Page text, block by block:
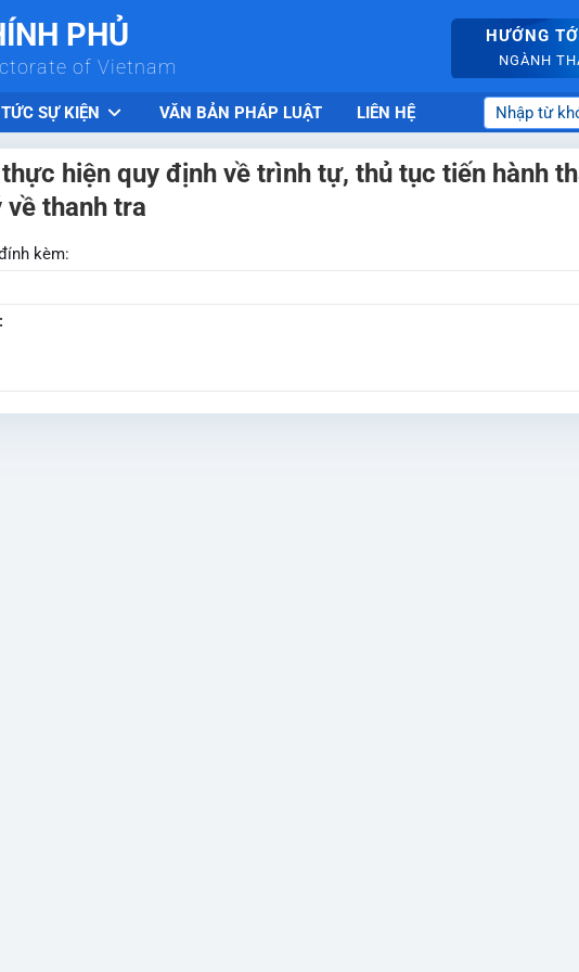
PHỦ
of Vietnam
HƯỚNG
NGÀNH
SỰ KIỆN VĂN BẢN PHÁP LUẬT LIÊN HỆ
hiện quy định về trình tự, thủ tục tiến hành
về thanh tra
kèm: